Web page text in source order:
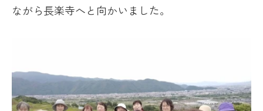
ながら長楽寺へと向かいました。